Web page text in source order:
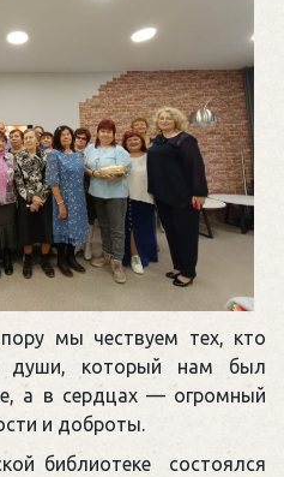
мы чествуем тех, кто
души, который нам был
а в сердцах — огромный
и доброты.
библиотеке состоялся